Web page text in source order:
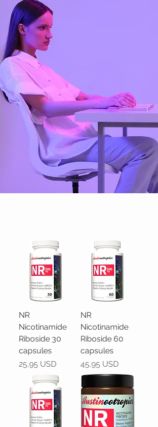
NR
Nicotinamide
Riboside 30
capsules
Prezzo
25,95 USD
NR
Nicotinamide
Riboside 60
capsules
Prezzo
45,95 USD